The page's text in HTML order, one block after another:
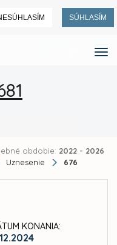
SÚHLASÍM
obdobie: 2022 - 2026
Uznesenie 676
KONANIA: